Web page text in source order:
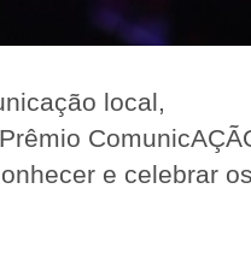
local,
e celebrar